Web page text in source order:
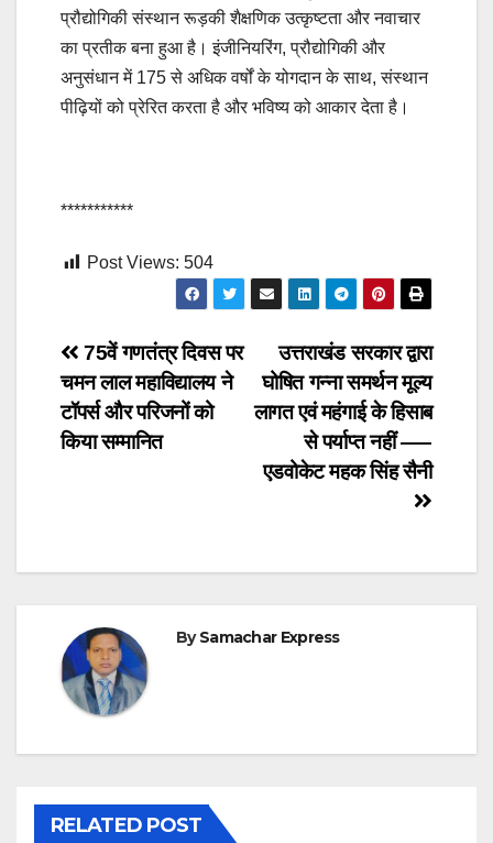
प्रौद्योगिकी संस्थान रूड़की शैक्षणिक उत्कृष्टता और नवाचार
का प्रतीक बना हुआ है। इंजीनियरिंग, प्रौद्योगिकी और
अनुसंधान में 175 से अधिक वर्षों के योगदान के साथ, संस्थान
पीढ़ियों को प्रेरित करता है और भविष्य को आकार देता है।
***********
Post Views: 504
Post
navigation
उत्तराखंड सरकार द्वारा
घोषित गन्ना समर्थन मूल्य
लागत एवं महंगाई के हिसाब
से पर्याप्त नहीं —–
एडवोकेट महक सिंह सैनी
75वें गणतंत्र दिवस पर
चमन लाल महाविद्यालय ने
टॉपर्स और परिजनों को
किया सम्मानित
BySamachar Express
RELATED POST